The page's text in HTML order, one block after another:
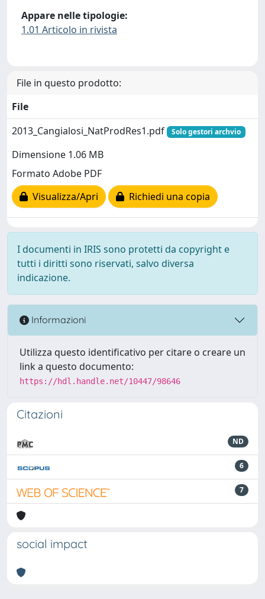
Appare nelle tipologie:
1.01 Articolo in rivista
File in questo prodotto:
File
2013_Cangialosi_NatProdRes1.pdf
Solo gestori archvio
Dimensione 1.06 MB
Formato Adobe PDF
Visualizza/Apri
Richiedi una copia
I documenti in IRIS sono protetti da copyright e
tutti i diritti sono riservati, salvo diversa
indicazione.
Informazioni
Utilizza questo identificativo per citare o creare un
link a questo documento:
https://hdl.handle.net/10447/98646
Citazioni
ND
6
7
social impact